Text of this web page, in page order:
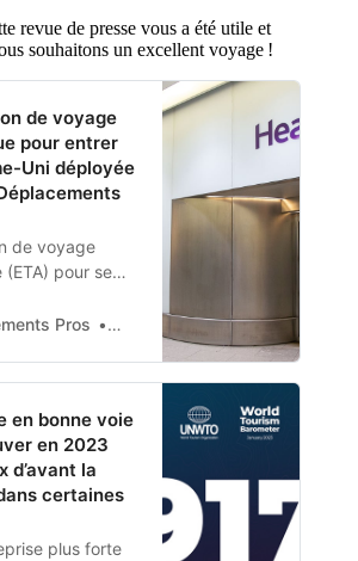
revue de presse vous a été utile et
souhaitons un excellent voyage !
de voyage
pour entrer
Uni déployée
de voyage
pour se
dès fin 2024,
Pros Margot Ladiray
en bonne voie
en 2023
d’avant la
certaines
plus forte